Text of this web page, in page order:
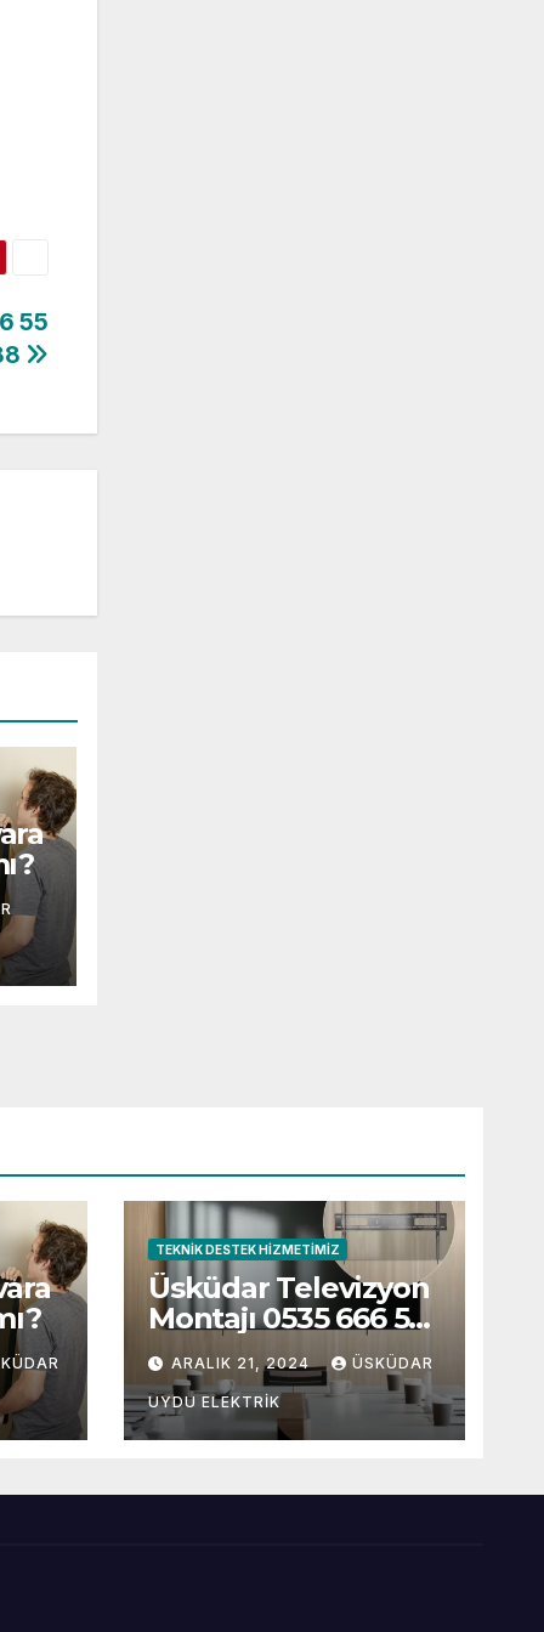
55
TEKNIK DESTEK HIZMETIMIZ
Üsküdar Televizyon
Montajı 0535 666 55
88ARALIK 21, 2024 ÜSKÜDAR
UYDU ELEKTRIK